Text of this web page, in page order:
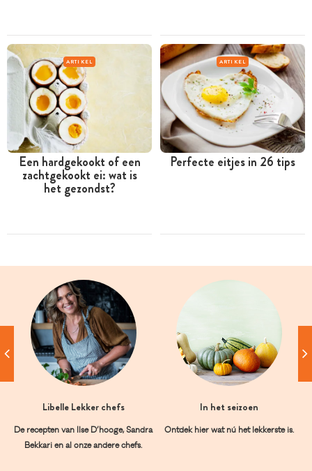
ARTIKEL
Een hardgekookt of een
zachtgekookt ei: wat is
het gezondst?
ARTIKEL
Perfecte eitjes in 26 tips
Libelle Lekker chefs
De recepten van Ilse D’hooge, Sandra
Bekkari en al onze andere chefs.
In het seizoen
Ontdek hier wat nú het lekkerste is.